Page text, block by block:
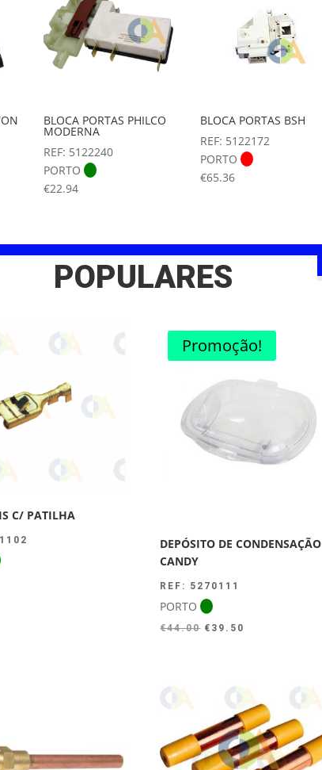
BLOCA PORTAS PHILCO
MODERNA
REF: 5122240
PORTO
€22.94
BLOCA PORTAS BSH
REF: 5122172
PORTO
€65.36
POPULARES
C/ PATILHA
Promoção!
DEPÓSITO DE CONDENSAÇÃO
CANDY
REF: 5270111
PORTO
€44.00 O
€44.00.
€ 39.50
€39.50.